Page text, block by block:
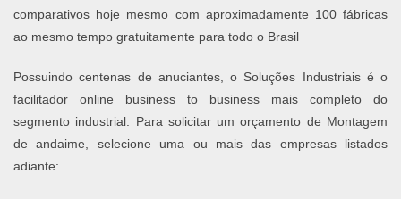
comparativos hoje mesmo com aproximadamente 100 fábricas
ao mesmo tempo gratuitamente para todo o Brasil
Possuindo centenas de anuciantes, o Soluções Industriais é o
facilitador online business to business mais completo do
segmento industrial. Para solicitar um orçamento de Montagem
de andaime, selecione uma ou mais das empresas listados
adiante: